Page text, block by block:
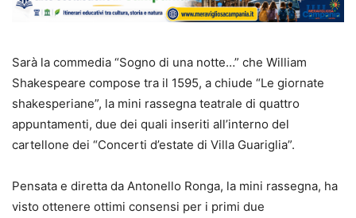
Sarà la commedia “Sogno di una notte…” che William
Shakespeare compose tra il 1595, a chiude “Le giornate
shakesperiane”, la mini rassegna teatrale di quattro
appuntamenti, due dei quali inseriti all’interno del
cartellone dei “Concerti d’estate di Villa Guariglia”.
Pensata e diretta da Antonello Ronga, la mini rassegna, ha
visto ottenere ottimi consensi per i primi due